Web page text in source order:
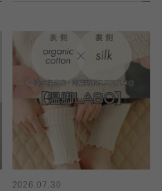
2026.07.30